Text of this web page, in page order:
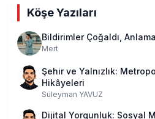
Köşe Yazıları
Bildirimler Çoğaldı,
Mert
Şehir ve Yalnızlık:
Hikâyeleri
Süleyman YAVUZ
Dijital Yorgunluk: Sosyal